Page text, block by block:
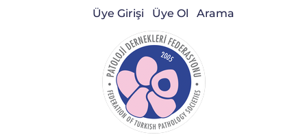
Üye Girişi Üye Ol Arama